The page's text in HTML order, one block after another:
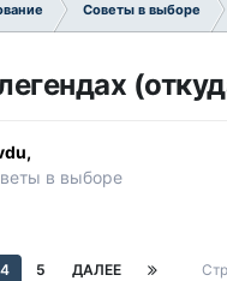
Советы в выборе
,
в выборе
4 5 ДАЛЕЕ